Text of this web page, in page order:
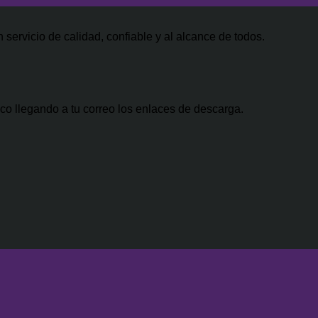
$47.00.de calidad, confiable y al alcance de todos.
llegando a tu correo los enlaces de descarga.